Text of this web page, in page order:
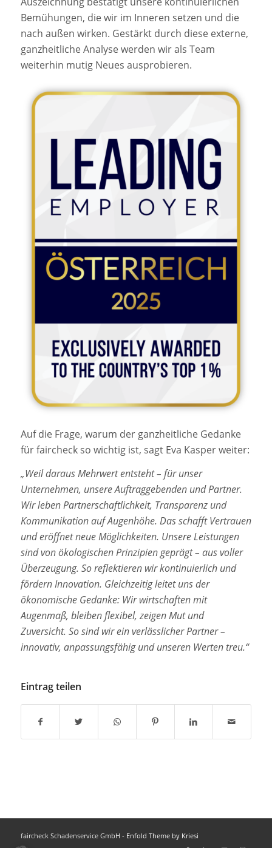
Bemühungen, die wir im Inneren setzen und die
nach außen wirken. Gestärkt durch diese externe,
ganzheitliche Analyse werden wir als Team
weiterhin mutig Neues ausprobieren.
Auf die Frage, warum der ganzheitliche Gedanke
für faircheck so wichtig ist, sagt Eva Kasper weiter:
„Weil daraus Mehrwert entsteht – für unser
Unternehmen, unsere Auftraggebenden und Partner.
Wir leben Partnerschaftlichkeit, Transparenz und
Kommunikation auf Augenhöhe. Das schafft Vertrauen
und eröffnet neue Möglichkeiten. Unsere Leistungen
sind von ökologischen Prinzipien geprägt – aus voller
Überzeugung. So reflektieren wir kontinuierlich und
fördern Innovation. Gleichzeitig leitet uns der
ökonomische Gedanke: Wir wirtschaften mit
Augenmaß, bleiben flexibel, zeigen Mut und
Zuversicht. So sind wir ein verlässlicher Partner –
innovativ, anpassungsfähig und unseren Werten treu.“
Eintrag teilen
faircheck Schadenservice GmbH - Enfold Theme by Kriesi